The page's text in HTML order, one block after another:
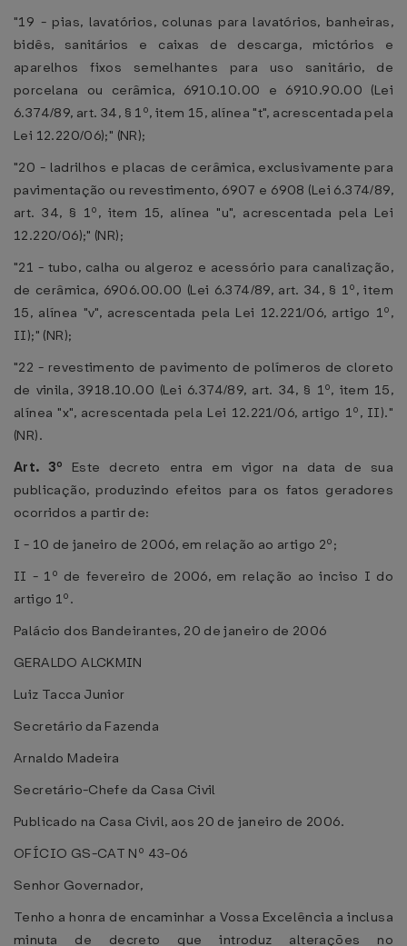
"19 - pias, lavatórios, colunas para lavatórios, banheiras,
bidês, sanitários e caixas de descarga, mictórios e
aparelhos fixos semelhantes para uso sanitário, de
porcelana ou cerâmica, 6910.10.00 e 6910.90.00 (Lei
6.374/89, art. 34, § 1º, item 15, alínea "t", acrescentada pela
Lei 12.220/06);" (NR);
"20 - ladrilhos e placas de cerâmica, exclusivamente para
pavimentação ou revestimento, 6907 e 6908 (Lei 6.374/89,
art. 34, § 1º, item 15, alínea "u", acrescentada pela Lei
12.220/06);" (NR);
"21 - tubo, calha ou algeroz e acessório para canalização,
de cerâmica, 6906.00.00 (Lei 6.374/89, art. 34, § 1º, item
15, alínea "v", acrescentada pela Lei 12.221/06, artigo 1º,
II);" (NR);
"22 - revestimento de pavimento de polímeros de cloreto
de vinila, 3918.10.00 (Lei 6.374/89, art. 34, § 1º, item 15,
alínea "x", acrescentada pela Lei 12.221/06, artigo 1º, II)."
(NR).
Art. 3º Este decreto entra em vigor na data de sua
publicação, produzindo efeitos para os fatos geradores
ocorridos a partir de:
I - 10 de janeiro de 2006, em relação ao artigo 2º;
II - 1º de fevereiro de 2006, em relação ao inciso I do
artigo 1º.
Palácio dos Bandeirantes, 20 de janeiro de 2006
GERALDO ALCKMIN
Luiz Tacca Junior
Secretário da Fazenda
Arnaldo Madeira
Secretário-Chefe da Casa Civil
Publicado na Casa Civil, aos 20 de janeiro de 2006.
OFÍCIO GS-CAT Nº 43-06
Senhor Governador,
Tenho a honra de encaminhar a Vossa Excelência a inclusa
minuta de decreto que introduz alterações no